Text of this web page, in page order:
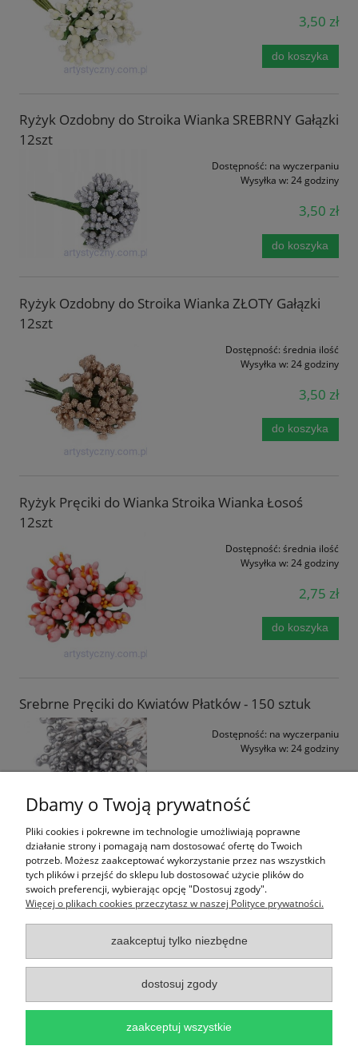
3,50 zł
do koszyka
Ryżyk Ozdobny do Stroika Wianka SREBRNY Gałązki
12szt
Dostępność: na wyczerpaniu
Wysyłka w: 24 godziny
3,50 zł
do koszyka
Ryżyk Ozdobny do Stroika Wianka ZŁOTY Gałązki
12szt
Dostępność: średnia ilość
Wysyłka w: 24 godziny
3,50 zł
do koszyka
Ryżyk Pręciki do Wianka Stroika Wianka Łosoś
12szt
Dostępność: średnia ilość
Wysyłka w: 24 godziny
2,75 zł
do koszyka
Srebrne Pręciki do Kwiatów Płatków - 150 sztuk
Dostępność: na wyczerpaniu
Wysyłka w: 24 godziny
Zielone Pręciki do Kwiatów Płatków - 150 sztuk
Dostępność:
Wysyłka w:24 godziny
do koszyka
Ważne Informacje
Dbamy o Twoją prywatność
Pliki cookies i pokrewne im technologie umożliwiają poprawne
działanie strony i pomagają nam dostosować ofertę do Twoich
potrzeb. Możesz zaakceptować wykorzystanie przez nas wszystkich
tych plików i przejść do sklepu lub dostosować użycie plików do
swoich preferencji, wybierając opcję "Dostosuj zgody".
Więcej o plikach cookies przeczytasz w naszej Polityce prywatności.
zaakceptuj tylko niezbędne
dostosuj zgody
zaakceptuj wszystkie